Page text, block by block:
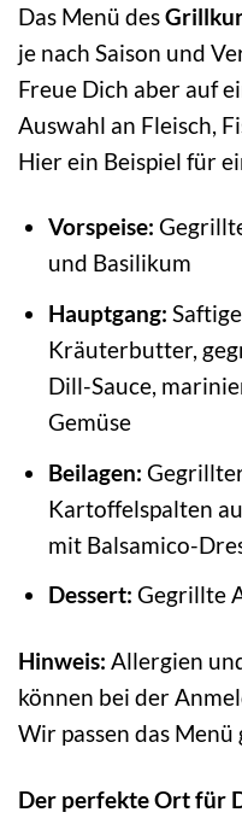
Das Menü des
je nach Saison und
Freue Dich aber auf
Auswahl an Fleisch,
Hier ein Beispiel für
Vorspeise:
und Basilikum
Hauptgang:
Kräuterbutter,
Dill-Sauce,
Gemüse
Beilagen:
Kartoffelspalten
mit Balsamico-
Dessert: Gegrillte
Hinweis: Allergien
können bei der
Wir passen das
Der perfekte Ort für